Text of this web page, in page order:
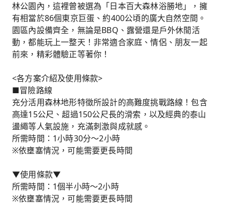
林公園內，這裡曾被選為「日本百大森林浴勝地」，擁
有相當於86個東京巨蛋、約400公頃的廣大自然空間。
園區內設備齊全，無論是BBQ、露營還是戶外休閒活
動，都能玩上一整天！非常適合家庭、情侶、朋友一起
前來，精彩體驗正等著你！
<各方案介紹及使用條款>
■冒險路線
充分活用森林地形特徵所設計的高難度挑戰路線！包含
高達15公尺、超過150公尺長的滑索，以及經典的泰山
盪繩等人氣設施，充滿刺激與成就感。
所需時間：1小時30分～2小時
※依壅塞情況，可能需要更長時間
▼使用條款▼
所需時間：1個半小時～2小時
※依壅塞情況，可能需要更長時間